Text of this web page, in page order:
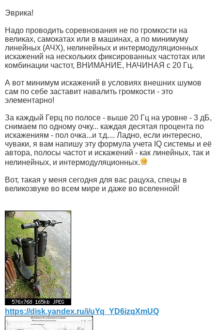
Эврика!
Надо проводить соревнования не по громкости на
великах, самокатах или в машинах, а по минимуму
линейных (АЧХ), нелинейных и интермодуляционных
искажений на нескольких фиксированных частотах или
комбинации частот, ВНИМАНИЕ, НАЧИНАЯ с 20 Гц.
А вот минимум искажений в условиях внешних шумов
сам по себе заставит навалить громкости - это
элементарно!
За каждый Герц по полосе - выше 20 Гц на уровне - 3 дБ,
снимаем по одному очку... каждая десятая процента по
искажениям - пол очка...и т.д.... Ладно, если интересно,
чуваки, я вам напишу эту формула учета IQ системы и её
автора, полосы частот и искажений - как линейных, так и
нелинейных, и интермодуляционных.
Вот, такая у меня сегодня для вас рацуха, спецы в
великозвуке во всем мире и даже во вселенной!
https://disk.yandex.ru/i/uYq_YD6izqXmUQ